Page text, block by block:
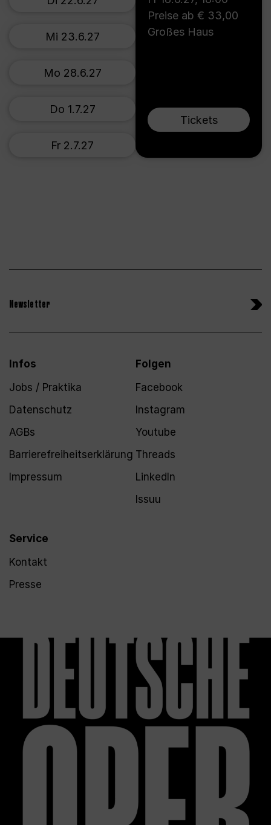
Preise ab € 33,00
Großes Haus
Tickets
Mi 23.6.27
Mo 28.6.27
Do 1.7.27
Fr 2.7.27
Newsletter
Infos
Jobs / Praktika
Datenschutz
AGBs
Barrierefreiheitserklärung
Impressum
Service
Kontakt
Presse
Folgen
Facebook
Instagram
Youtube
Threads
LinkedIn
Issuu